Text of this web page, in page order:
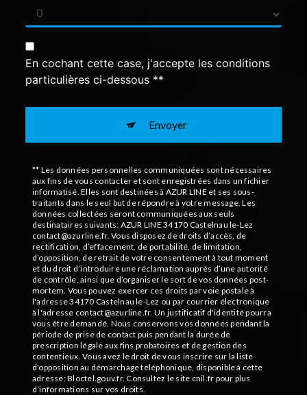
En cochant cette case, j'accepte les conditions
particulières ci-dessous **
Envoyer
** Les données personnelles communiquées sont nécessaires
aux fins de vous contacter et sont enregistrées dans un fichier
informatisé. Elles sont destinées à AZUR LINE et ses sous-
traitants dans le seul but de répondre à votre message. Les
données collectées seront communiquées aux seuls
destinataires suivants: AZUR LINE 34170 Castelnau le-Lez
contact@azurline.fr. Vous disposez de droits d’accès, de
rectification, d’effacement, de portabilité, de limitation,
d’opposition, de retrait de votre consentement à tout moment
et du droit d’introduire une réclamation auprès d’une autorité
de contrôle, ainsi que d’organiser le sort de vos données post-
mortem. Vous pouvez exercer ces droits par voie postale à
l'adresse 34170 Castelnau le-Lez ou par courrier électronique
à l'adresse contact@azurline.fr. Un justificatif d'identité pourra
vous être demandé. Nous conservons vos données pendant la
période de prise de contact puis pendant la durée de
prescription légale aux fins probatoires et de gestion des
contentieux. Vous avez le droit de vous inscrire sur la liste
d'opposition au démarchage téléphonique, disponible à cette
adresse:Bloctel.gouv.fr. Consultez le site cnil.fr pour plus
d’informations sur vos droits.